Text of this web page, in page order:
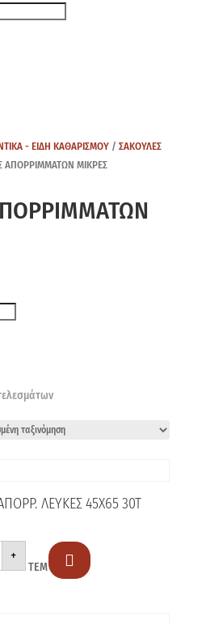
- ΕΙΔΗ ΚΑΘΑΡΙΣΜΟΥ/ ΣΑΚΟΥΛΕΣ
ΑΠΟΡΡΙΜΜΑΤΩΝ ΜΙΚΡΕΣ
ΛΕΥΚΕΣ 45Χ65 30Τ
+
ΤΕΜ 